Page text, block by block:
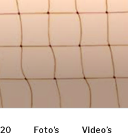
OF
Foto’s Video’s